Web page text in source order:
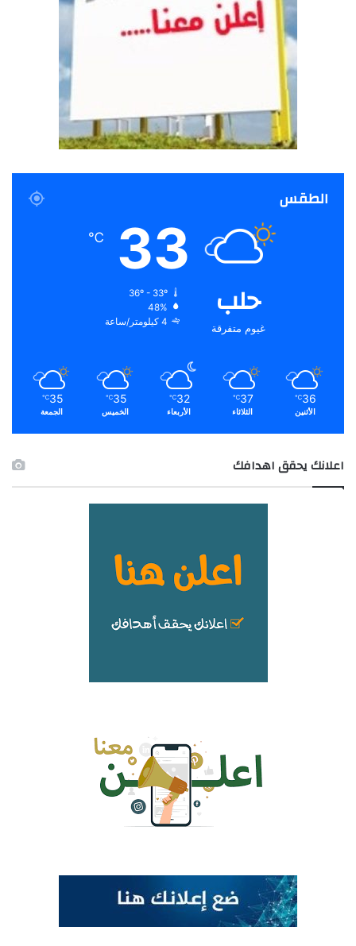
الطقس
حلب
غيوم متفرقة
33
℃
36º - 33º
48%
4 كيلومتر/ساعة
36
℃
الأثنين
37
℃
الثلاثاء
32
℃
الأربعاء
35
℃
الخميس
35
℃
الجمعة
اعلانك يحقق اهدافك